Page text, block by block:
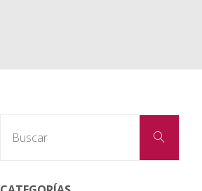
Buscar